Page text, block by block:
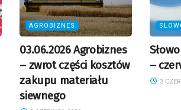
AGROBIZNES
03.06.2026 Agrobiznes
– zwrot części kosztów
zakupu materiału
siewnego
–
3